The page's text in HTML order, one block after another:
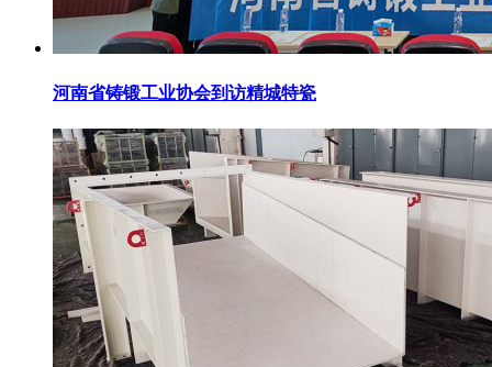
河南省铸锻工业协会到访精城特瓷